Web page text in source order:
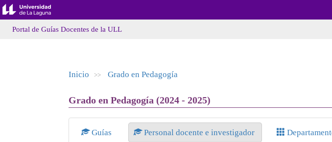
Portal de Guías Docentes de la ULL
Inicio >> Grado en Pedagogía
Grado en Pedagogía (2024 - 2025)
Guías Personal docente e investigador